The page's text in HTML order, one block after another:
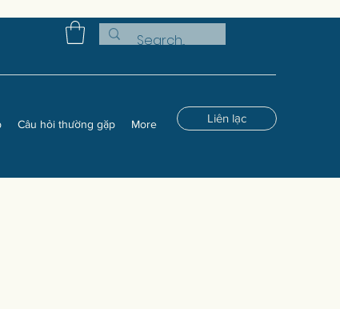
Câu hỏi thường gặp More Liên lạc